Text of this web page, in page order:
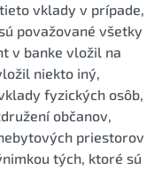
vklady v prípade,
považované všetky
v banke vložil na
niekto iný,
fyzických osôb,
občanov,
priestorov
tých, ktoré sú